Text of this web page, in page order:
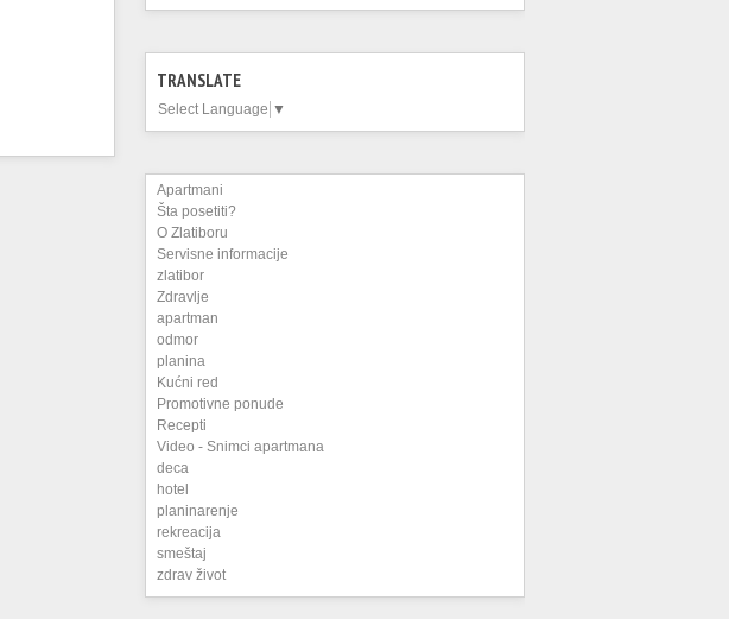
TRANSLATE
Select Language ▼
Apartmani
Šta posetiti?
O Zlatiboru
Servisne informacije
zlatibor
Zdravlje
apartman
odmor
planina
Kućni red
Promotivne ponude
Recepti
Video - Snimci apartmana
deca
hotel
planinarenje
rekreacija
smeštaj
zdrav život